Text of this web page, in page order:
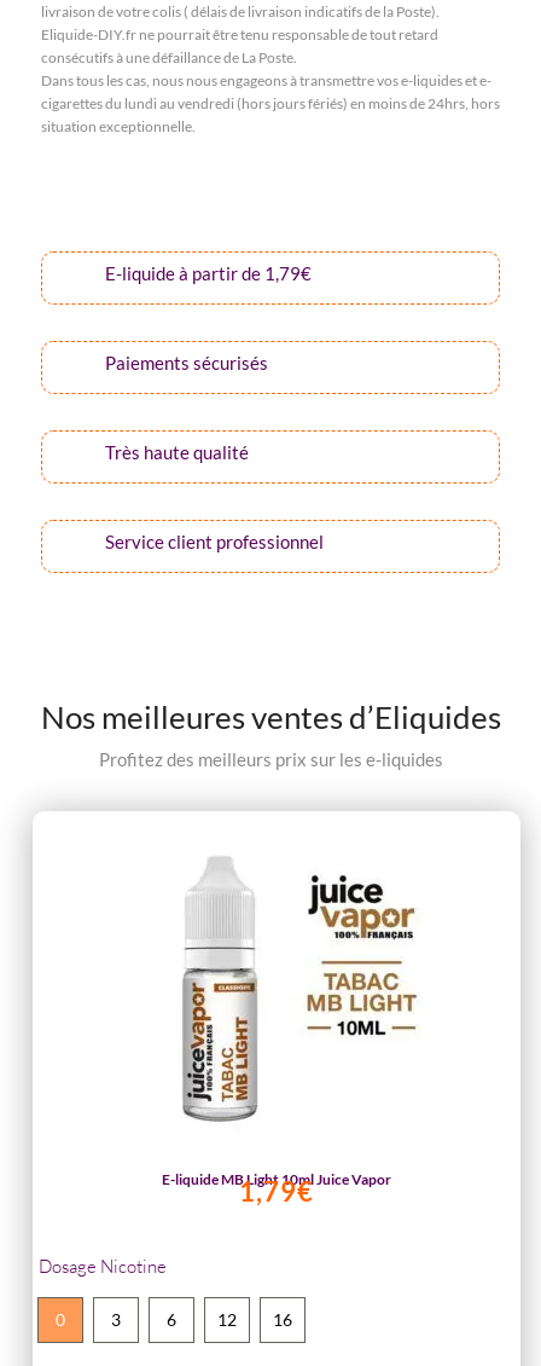
livraison de votre colis ( délais de livraison indicatifs de la Poste).
Eliquide-DIY.fr ne pourrait être tenu responsable de tout retard
consécutifs à une défaillance de La Poste.
Dans tous les cas, nous nous engageons à transmettre vos e-liquides et e-
cigarettes du lundi au vendredi (hors jours fériés) en moins de 24hrs, hors
situation exceptionnelle.
E-liquide à partir de 1,79€
Paiements sécurisés
Très haute qualité
Service client professionnel
Nos meilleures ventes d’Eliquides
Profitez des meilleurs prix sur les e-liquides
E-liquide MB Light 10ml Juice Vapor
1,79€
Dosage Nicotine
0 3 6 12 16